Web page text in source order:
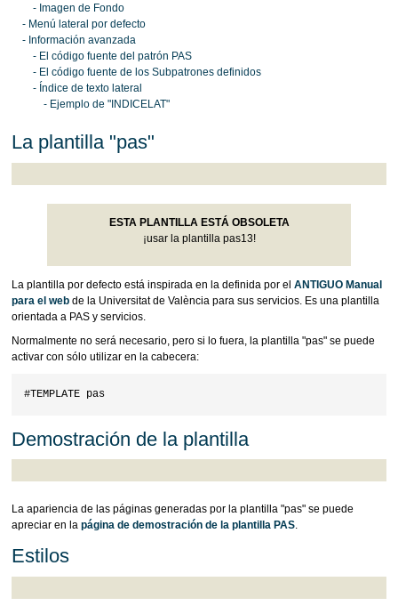
- Imagen de Fondo
- Menú lateral por defecto
- Información avanzada
- El código fuente del patrón PAS
- El código fuente de los Subpatrones definidos
- Índice de texto lateral
- Ejemplo de "INDICELAT"
La plantilla "pas"
ESTA PLANTILLA ESTÁ OBSOLETA
¡usar la plantilla pas13!
La plantilla por defecto está inspirada en la definida por el ANTIGUO Manual
para el webde la Universitat de València para sus servicios. Es una plantilla
orientada a PAS y servicios.
Normalmente no será necesario, pero si lo fuera, la plantilla "pas" se puede
activar con sólo utilizar en la cabecera:
Demostración de la plantilla
La apariencia de las páginas generadas por la plantilla "pas" se puede
apreciar en la página de demostración de la plantilla PAS.
Estilos